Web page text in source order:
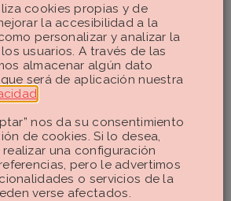
cookies propias y de
la accesibilidad a la
personalizar y analizar la
usuarios. A través de las
almacenar algún dato
será de aplicación nuestra
nos da su consentimiento
de cookies. Si lo desea,
una configuración
pero le advertimos
o servicios de la
verse afectados.